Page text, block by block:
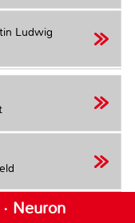
Ludwig
Neuron